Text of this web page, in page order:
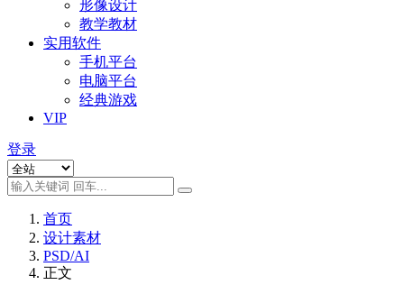
形像设计
教学教材
实用软件
手机平台
电脑平台
经典游戏
VIP
登录
首页
设计素材
PSD/AI
正文